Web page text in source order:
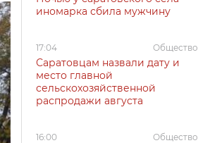
иномарка сбила мужчину
17:04 Общество
Саратовцам назвали дату и
место главной
сельскохозяйственной
распродажи августа
16:00 Общество